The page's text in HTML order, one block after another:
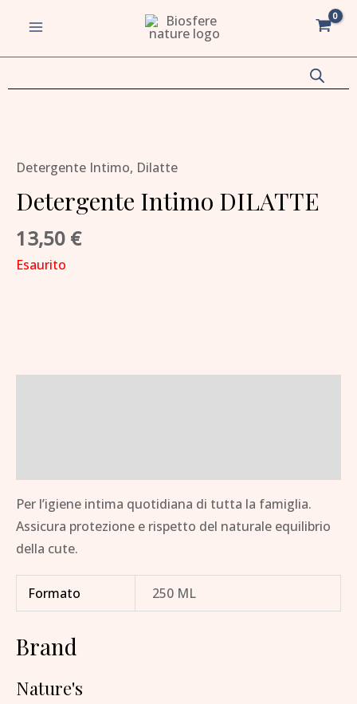
contenuto
Detergente Intimo, Dilatte
Detergente Intimo DILATTE
13,50 €
Esaurito
Per l’igiene intima quotidiana di tutta la famiglia.
Assicura protezione e rispetto del naturale equilibrio
della cute.
Formato 250 ML
Brand
Nature's
disattiva